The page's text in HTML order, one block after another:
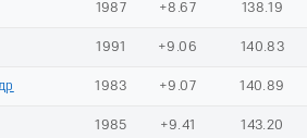
1987 +8.67 138.19
1991 +9.06 140.83
1983 +9.07 140.89
1985 +9.41 143.20